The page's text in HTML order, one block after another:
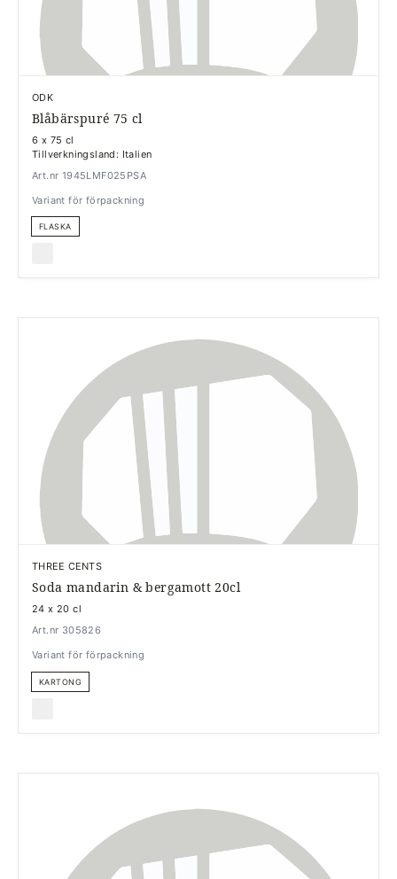
ODK
Blåbärspuré 75 cl
6 x 75 cl
Tillverkningsland: Italien
Art.nr 1945LMF025PSA
Variant för förpackning
FLASKA
THREE CENTS
Soda mandarin & bergamott 20cl
24 x 20 cl
Art.nr 305826
Variant för förpackning
KARTONG